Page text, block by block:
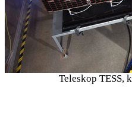
Teleskop TESS,